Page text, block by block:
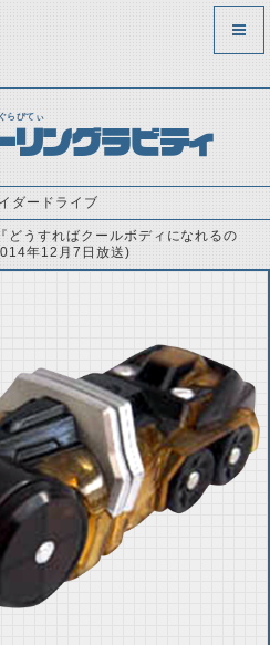
らびてぃ
リングラビティ
ダードライブ
どうすればクールボディになれるの
年12月7日放送)